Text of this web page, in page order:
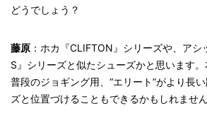
どうでしょう？
藤原 ：ホカ『CLIFTON』シリーズや、アシ
S』シリーズと似たシューズかと思います。
普段のジョギング用、“エリート”がより長
ズと位置づけることもできるかもしれません